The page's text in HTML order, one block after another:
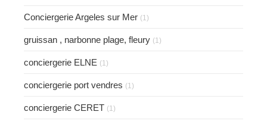
Conciergerie Argeles sur Mer (1)
gruissan , narbonne plage, fleury (1)
conciergerie ELNE (1)
conciergerie port vendres (1)
conciergerie CERET (1)